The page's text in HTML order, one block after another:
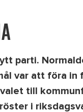
parti.
var att föra
till
i